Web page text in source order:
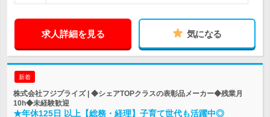
求人詳細を見る 気になる
新着
株式会社フジプライズ | ◆シェアTOPクラスの表彰品メーカー◆残業月
10h◆未経験歓迎
★年休125日 以上【総務・経理】子育て世代も活躍中◎